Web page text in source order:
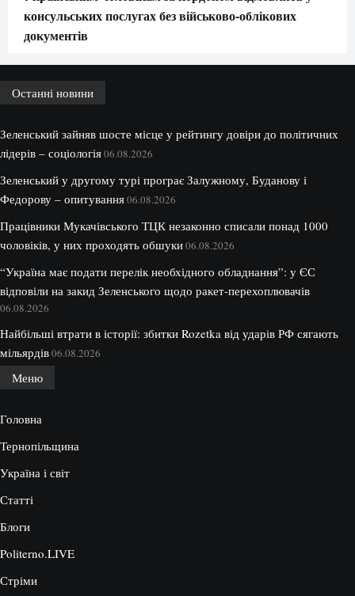
консульських послугах без військово-облікових
документів
Останні новини
Зеленський зайняв шосте місце у рейтингу довіри до політичних
лідерів – соціологія06.08.2026
Зеленський у другому турі програє Залужному, Буданову і
Федорову – опитування06.08.2026
Працівники Мукачівського ТЦК незаконно списали понад 1000
чоловіків, у них проходять обшуки06.08.2026
“Україна має подати перелік необхідного обладнання”: у ЄС
відповіли на закид Зеленського щодо ракет-перехоплювачів
06.08.2026
Найбільші втрати в історії: збитки Rozetka від ударів РФ сягають
мільярдів06.08.2026
Меню
Головна
Тернопільщина
Україна і світ
Статті
Блоги
Politerno.LIVE
Стріми